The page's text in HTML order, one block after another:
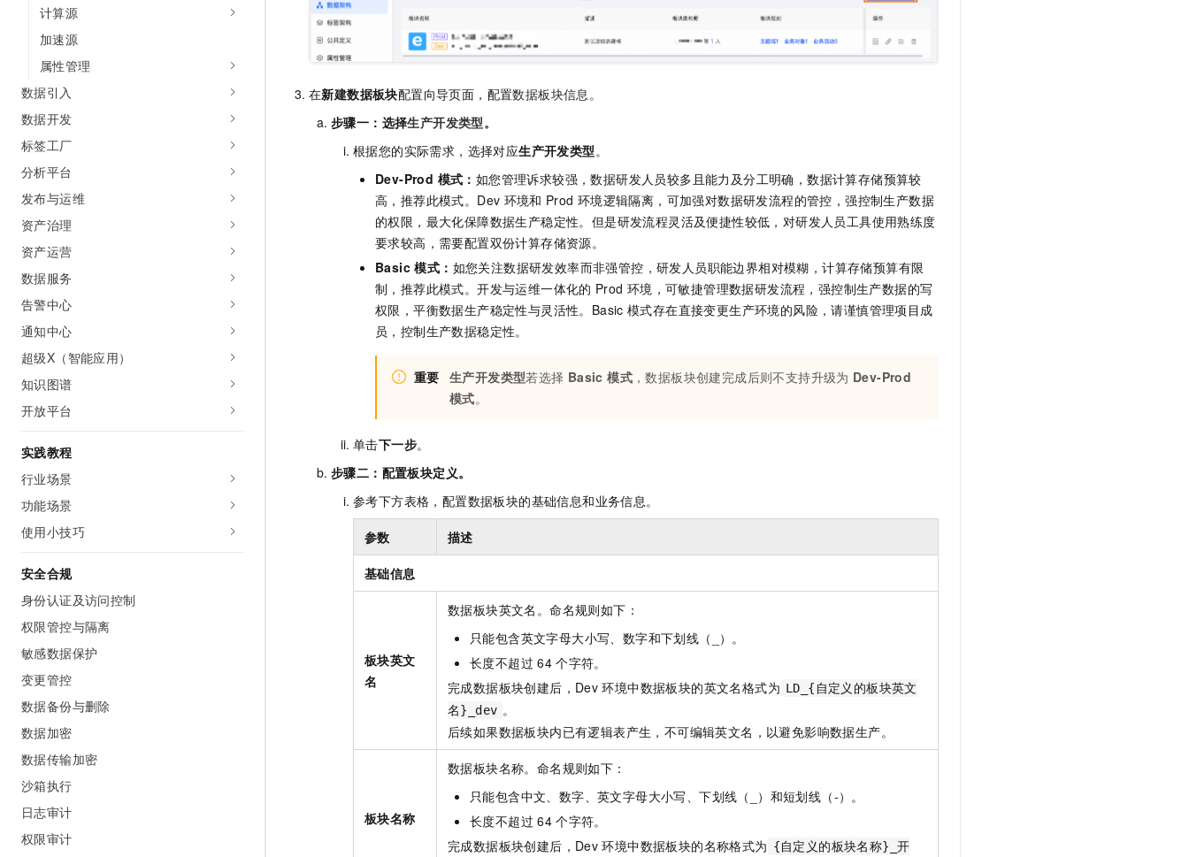
计算源
加速源
属性管理
数据引入
数据开发
标签工厂
分析平台
发布与运维
资产治理
资产运营
数据服务
告警中心
通知中心
超级X（智能应用）
知识图谱
开放平台
实践教程
行业场景
功能场景
使用小技巧
安全合规
身份认证及访问控制
权限管控与隔离
敏感数据保护
变更管控
数据备份与删除
数据加密
数据传输加密
沙箱执行
日志审计
权限审计
在新建数据板块配置向导页面，配置数据板块信息。
步骤一：选择生产开发类型。
根据您的实际需求，选择对应生产开发类型 。
Dev-Prod 模式 ： 如您管理诉求较强，数据研发人员较多且能力及分工明确，数据计算存储预算较
高，推荐此模式。Dev 环境和 Prod 环境逻辑隔离，可加强对数据研发流程的管控，强控制生产数据
的权限，最大化保障数据生产稳定性。但是研发流程灵活及便捷性较低，对研发人员工具使用熟练度
要求较高，需要配置双份计算存储资源。
Basic 模式 ： 如您关注数据研发效率而非强管控，研发人员职能边界相对模糊，计算存储预算有限
制，推荐此模式。开发与运维一体化的 Prod 环境，可敏捷管理数据研发流程，强控制生产数据的写
权限，平衡数据生产稳定性与灵活性。Basic 模式存在直接变更生产环境的风险，请谨慎管理项目成
员，控制生产数据稳定性。
重要 生产开发类型若选择 Basic 模式 ，数据板块创建完成后则不支持升级为 Dev-Prod
模式。
单击下一步。
步骤二：配置板块定义。
参考下方表格，配置数据板块的基础信息和业务信息。
参数 描述
基础信息
板块英文
名
数据板块英文名。命名规则如下：
只能包含英文字母大小写、数字和下划线（_）。
长度不超过 64 个字符。
完成数据板块创建后，Dev 环境中数据板块的英文名格式为 LD_{自定义的板块英文
名}_dev 。
后续如果数据板块内已有逻辑表产生，不可编辑英文名，以避免影响数据生产。
板块名称
数据板块名称。命名规则如下：
只能包含中文、数字、英文字母大小写、下划线（_）和短划线（-）。
长度不超过 64 个字符。
完成数据板块创建后，Dev 环境中数据板块的名称格式为 {自定义的板块名称}_开